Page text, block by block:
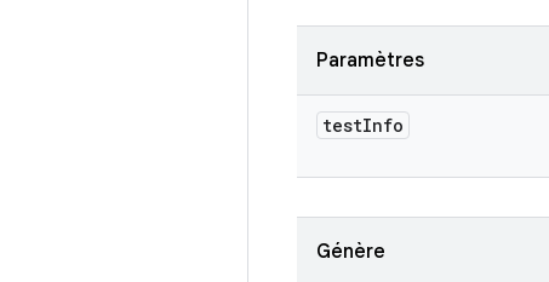
Paramètres
testInfo
Génère